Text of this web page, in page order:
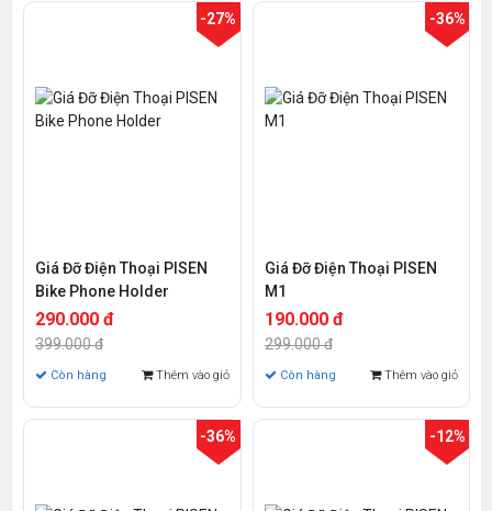
-27%
Giá Đỡ Điện Thoại PISEN
Bike Phone Holder
290.000 đ
399.000 đ
Còn hàng Thêm vào giỏ
-36%
Giá Đỡ Điện Thoại PISEN
M1
190.000 đ
299.000 đ
Còn hàng Thêm vào giỏ
-36% -12%